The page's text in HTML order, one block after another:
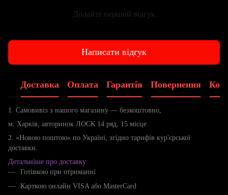
Додайте перший відгук
Написати відгук
Доставка Оплата Гарантія Повернення
1. Самовивіз з нашого магазину — безкоштовно,
м. Харків, авторинок ЛОСК 14 ряд, 15 місце.
2. «Новою поштою» по Україні, згідно тарифів кур'єрської
доставки.
Детальніше про доставку
Готівкою при отриманні
Карткою онлайн VISA або MasterCard